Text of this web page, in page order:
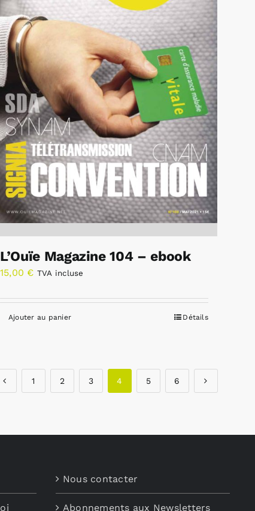
L’Ouïe Magazine 104 – ebook
15,00 € TVA incluse
Ajouter au panier Détails
1 2 3 4 5 6
Nous contacter
Abonnements aux Newsletters